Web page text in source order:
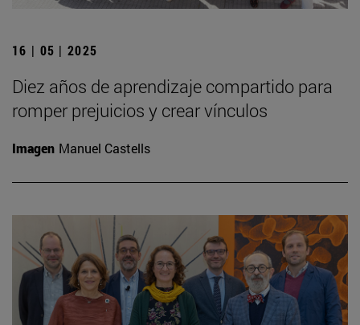
16 | 05 | 2025
Diez años de aprendizaje compartido para
romper prejuicios y crear vínculos
Imagen Manuel Castells